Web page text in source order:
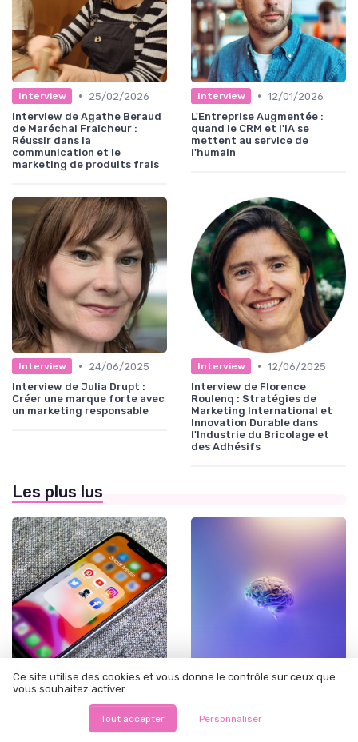
Interview •
25/02/2026
Interview de Agathe Beraud
de Maréchal Fraîcheur :
Réussir dans la
communication et le
marketing de produits frais
Interview • 12/01/2026
L'Entreprise Augmentée :
quand le CRM et l'IA se
mettent au service de
l'humain
Interview •
24/06/2025
Interview de Julia Drupt :
Créer une marque forte avec
un marketing responsable
Interview • 12/06/2025
Interview de Florence
Roulenq : Stratégies de
Marketing International et
Innovation Durable dans
l'Industrie du Bricolage et
des Adhésifs
Les plus lus
Branding & notoriété de marque • 12/06/2025
Site leak onlyfans : tout ce
que vous devez savoir
11/08/2025
publicités d'Intermarché
Ce site utilise des cookies et vous donne le contrôle sur ceux que
vous souhaitez activer
Tout accepter Personnaliser